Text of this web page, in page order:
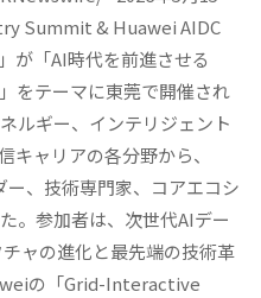
Summit & Huawei AIDC
「AI時代を前進させる
をテーマに東莞で開催され
ルギー、インテリジェント
キャリアの各分野から、
、技術専門家、コアエコシ
。参加者は、次世代AIデー
ャの進化と最先端の技術革
の「Grid-Interactive